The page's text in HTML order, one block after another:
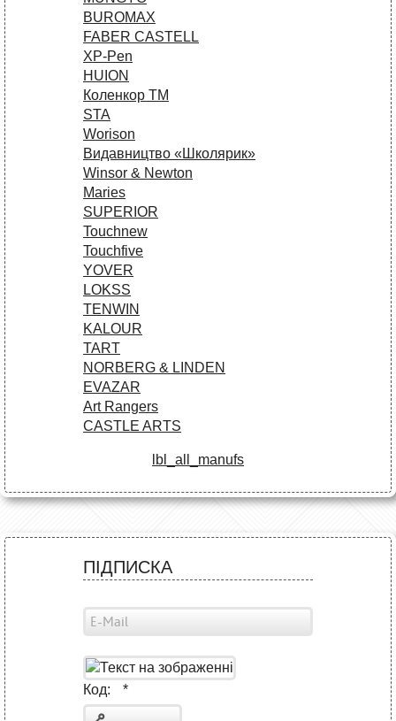
BUROMAX
FABER CASTELL
XP-Pen
HUION
Коленкор ТМ
STA
Worison
Видавництво «Школярик»
Winsor & Newton
Maries
SUPERIOR
Touchnew
Touchfive
YOVER
LOKSS
TENWIN
KALOUR
TART
NORBERG & LINDEN
EVAZAR
Art Rangers
CASTLE ARTS
lbl_all_manufs
ПІДПИСКА
Код: *